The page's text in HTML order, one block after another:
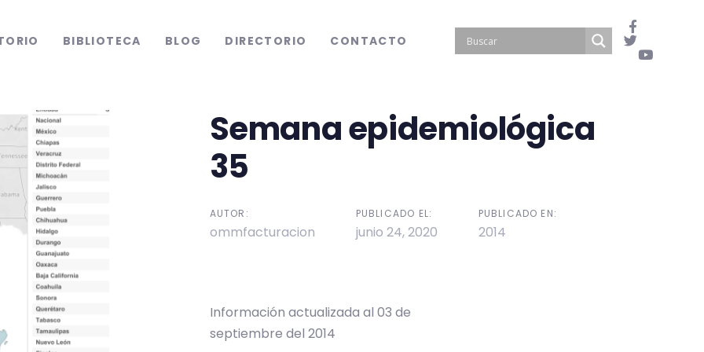
BIBLIOTECA BLOG DIRECTORIO CONTACTO
Semana epidemiológica
35
AUTOR:
ommfacturacion
PUBLICADO EL:
junio 24, 2020
PUBLICADO EN:
2014
Información actualizada al 03 de
septiembre del 2014